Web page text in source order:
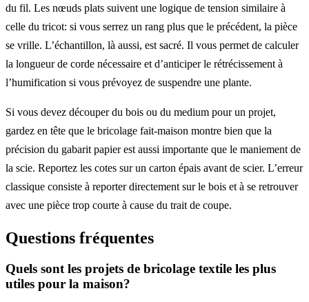
du fil. Les nœuds plats suivent une logique de tension similaire à
celle du tricot: si vous serrez un rang plus que le précédent, la pièce
se vrille. L’échantillon, là aussi, est sacré. Il vous permet de calculer
la longueur de corde nécessaire et d’anticiper le rétrécissement à
l’humification si vous prévoyez de suspendre une plante.
Si vous devez découper du bois ou du medium pour un projet,
gardez en tête que le bricolage fait-maison montre bien que la
précision du gabarit papier est aussi importante que le maniement de
la scie. Reportez les cotes sur un carton épais avant de scier. L’erreur
classique consiste à reporter directement sur le bois et à se retrouver
avec une pièce trop courte à cause du trait de coupe.
Questions fréquentes
Quels sont les projets de bricolage textile les plus
utiles pour la maison?